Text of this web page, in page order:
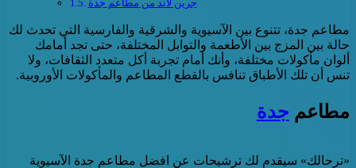
جرين لاند من مطاعم جدة
مطاعم جدة، تتنوع بين الآسيوية والشرقية والفارسية التي تحدث لك
حالة بين المزج بين الأطعمة والتوابل المختلفة، حتى تجد أمامك
ألوان مأكولات مختلفة، وأنك أمام تجربة أكل متعدد الثقافات، ولا
تنس أن تلك الأطباق تنافس بالقطع المطاعم والمأكولات الأوروبية.
مطاعم جدة
«ترحالك» سيقدم لك ترشيحات عن افضل مطاعم جدة الآسيوية